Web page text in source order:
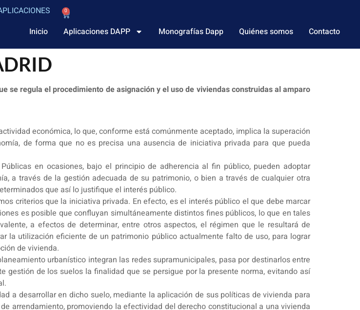
0
Inicio Aplicaciones DAPP Monografías Dapp Quiénes somos Contacto
se regula el procedimiento de asignación y el uso de viviendas construidas al amparo
económica, lo que, conforme está comúnmente aceptado, implica la superación
de forma que no es precisa una ausencia de iniciativa privada para que pueda
en ocasiones, bajo el principio de adherencia al fin público, pueden adoptar
a través de la gestión adecuada de su patrimonio, o bien a través de cualquier otra
que así lo justifique el interés público.
criterios que la iniciativa privada. En efecto, es el interés público el que debe marcar
es posible que confluyan simultáneamente distintos fines públicos, lo que en tales
a efectos de determinar, entre otros aspectos, el régimen que le resultará de
la utilización eficiente de un patrimonio público actualmente falto de uso, para lograr
de vivienda.
urbanístico integran las redes supramunicipales, pasa por destinarlos entre
de los suelos la finalidad que se persigue por la presente norma, evitando así
a desarrollar en dicho suelo, mediante la aplicación de sus políticas de vivienda para
arrendamiento, promoviendo la efectividad del derecho constitucional a una vivienda